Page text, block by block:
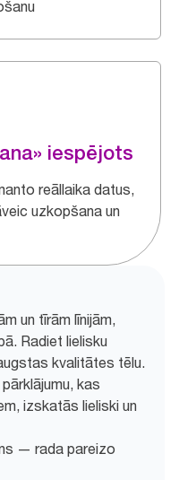
iespējots
reāllaika datus,
uzkopšana un
un tīrām līnijām,
Radiet lielisku
kvalitātes tēlu.
kas
izskatās lieliski un
— rada pareizo